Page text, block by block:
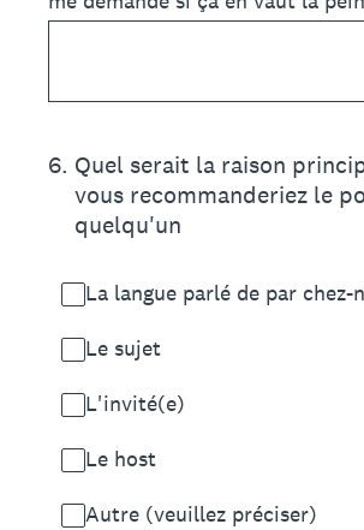
6. Quel serait la raison
vous recommanderiez le
quelqu'un
La langue parlé de par chez-
Le sujet
L'invité(e)
Le host
Autre (veuillez préciser)